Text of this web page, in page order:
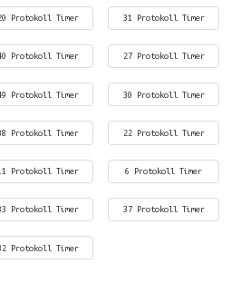
Protokoll Timer 31 Protokoll Timer
Protokoll Timer 27 Protokoll Timer
Protokoll Timer 30 Protokoll Timer
Protokoll Timer 22 Protokoll Timer
Protokoll Timer 6 Protokoll Timer
Protokoll Timer 37 Protokoll Timer
Protokoll Timer